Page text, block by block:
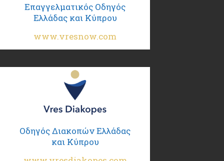
Επαγγελματικός Οδηγός
Ελλάδας και Κύπρου
www.vresnow.com
Οδηγός Διακοπών Ελλάδας
και Κύπρου